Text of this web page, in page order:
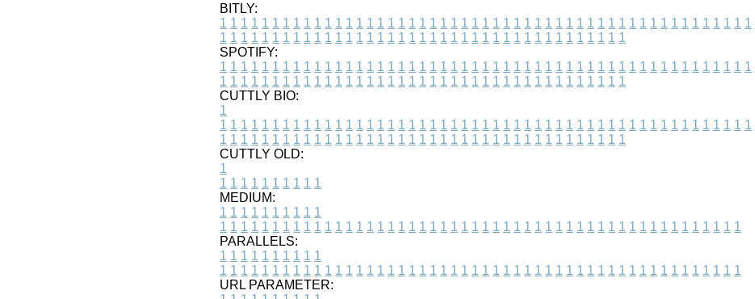
BITLY:
1 1 1 1 1 1 1 1 1 1 1 1 1 1 1 1 1 1 1 1 1 1 1 1 1 1 1 1 1 1 1 1 1 1 1 1 1 1 1 1 1 1 1 1 1 1 1 1 1 1 1
1 1 1 1 1 1 1 1 1 1 1 1 1 1 1 1 1 1 1 1 1 1 1 1 1 1 1 1 1 1 1 1 1 1 1 1 1 1 1
SPOTIFY:
1 1 1 1 1 1 1 1 1 1 1 1 1 1 1 1 1 1 1 1 1 1 1 1 1 1 1 1 1 1 1 1 1 1 1 1 1 1 1 1 1 1 1 1 1 1 1 1 1 1 1
1 1 1 1 1 1 1 1 1 1 1 1 1 1 1 1 1 1 1 1 1 1 1 1 1 1 1 1 1 1 1 1 1 1 1 1 1 1 1
CUTTLY BIO:
1
1 1 1 1 1 1 1 1 1 1 1 1 1 1 1 1 1 1 1 1 1 1 1 1 1 1 1 1 1 1 1 1 1 1 1 1 1 1 1 1 1 1 1 1 1 1 1 1 1 1 1
1 1 1 1 1 1 1 1 1 1 1 1 1 1 1 1 1 1 1 1 1 1 1 1 1 1 1 1 1 1 1 1 1 1 1 1 1 1 1
CUTTLY OLD:
1
1 1 1 1 1 1 1 1 1 1
MEDIUM:
1 1 1 1 1 1 1 1 1 1
1 1 1 1 1 1 1 1 1 1 1 1 1 1 1 1 1 1 1 1 1 1 1 1 1 1 1 1 1 1 1 1 1 1 1 1 1 1 1 1 1 1 1 1 1 1 1 1 1 1
PARALLELS:
1 1 1 1 1 1 1 1 1 1
1 1 1 1 1 1 1 1 1 1 1 1 1 1 1 1 1 1 1 1 1 1 1 1 1 1 1 1 1 1 1 1 1 1 1 1 1 1 1 1 1 1 1 1 1 1 1 1 1 1
URL PARAMETER: